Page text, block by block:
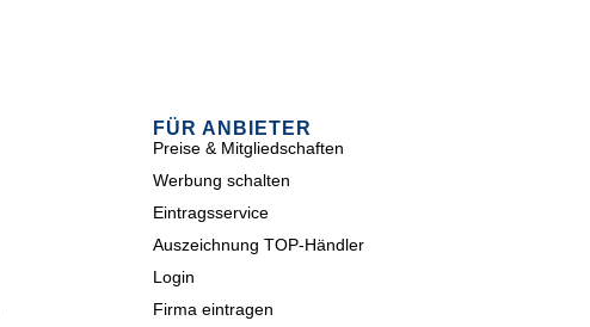
FÜR ANBIETER
Preise & Mitgliedschaften
Werbung schalten
Eintragsservice
Auszeichnung TOP-Händler
Login
Firma eintragen